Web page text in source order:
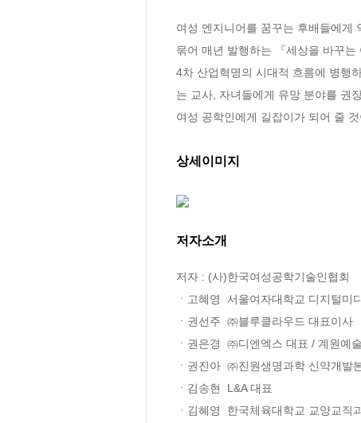
여성 엔지니어를 꿈꾸는 후배들에게
묶어 매년 발행하는 『세상을 바꾸는
4차 산업혁명의 시대적 흐름에 병행
는 교사, 자녀들에게 유망 분야를 권
여성 공학인에게 길잡이가 되어 줄 것
상세이미지
저자소개
저자 : (사)한국여성공학기술인협회
ㆍ고혜영  서울여자대학교 디지털미
ㆍ권선주  ㈜블루클라우드 대표이사
ㆍ권은경  ㈜디엔엑스 대표 / 계원예
ㆍ권진아  ㈜진원생명과학 신약개발
ㆍ김송현  L&A 대표
ㆍ김혜영  한국체육대학교 교양교직